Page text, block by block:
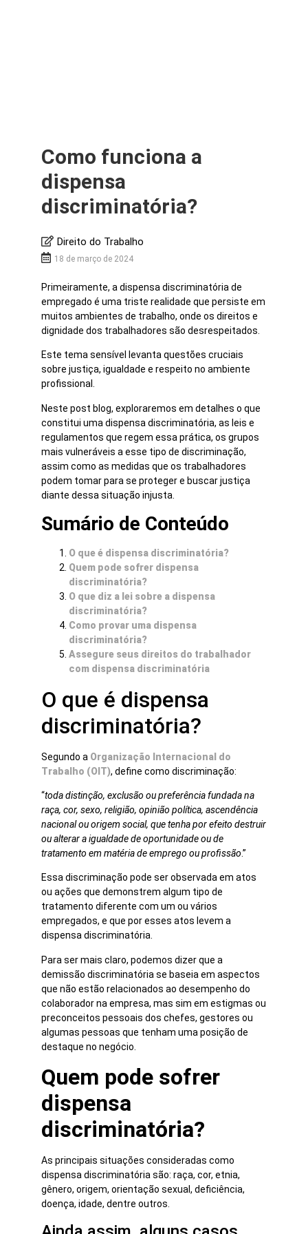
Como funciona a
dispensa
discriminatória?
Direito do Trabalho
18 de março de 2024
Primeiramente, a dispensa discriminatória de
empregado é uma triste realidade que persiste em
muitos ambientes de trabalho, onde os direitos e
dignidade dos trabalhadores são desrespeitados.
Este tema sensível levanta questões cruciais
sobre justiça, igualdade e respeito no ambiente
profissional.
Neste post blog, exploraremos em detalhes o que
constitui uma dispensa discriminatória, as leis e
regulamentos que regem essa prática, os grupos
mais vulneráveis a esse tipo de discriminação,
assim como as medidas que os trabalhadores
podem tomar para se proteger e buscar justiça
diante dessa situação injusta.
Sumário de Conteúdo
O que é dispensa discriminatória?
Quem pode sofrer dispensa
discriminatória?
O que diz a lei sobre a dispensa
discriminatória?
Como provar uma dispensa
discriminatória?
Assegure seus direitos do trabalhador
com dispensa discriminatória
O que é dispensa
discriminatória?
Segundo a Organização Internacional do
Trabalho (OIT), define como discriminação:
“toda distinção, exclusão ou preferência fundada na
raça, cor, sexo, religião, opinião política, ascendência
nacional ou origem social, que tenha por efeito destruir
ou alterar a igualdade de oportunidade ou de
tratamento em matéria de emprego ou profissão.”
Essa discriminação pode ser observada em atos
ou ações que demonstrem algum tipo de
tratamento diferente com um ou vários
empregados, e que por esses atos levem a
dispensa discriminatória.
Para ser mais claro, podemos dizer que a
demissão discriminatória se baseia em aspectos
que não estão relacionados ao desempenho do
colaborador na empresa, mas sim em estigmas ou
preconceitos pessoais dos chefes, gestores ou
algumas pessoas que tenham uma posição de
destaque no negócio.
Quem pode sofrer
dispensa
discriminatória?
As principais situações consideradas como
dispensa discriminatória são: raça, cor, etnia,
gênero, origem, orientação sexual, deficiência,
doença, idade, dentre outros.